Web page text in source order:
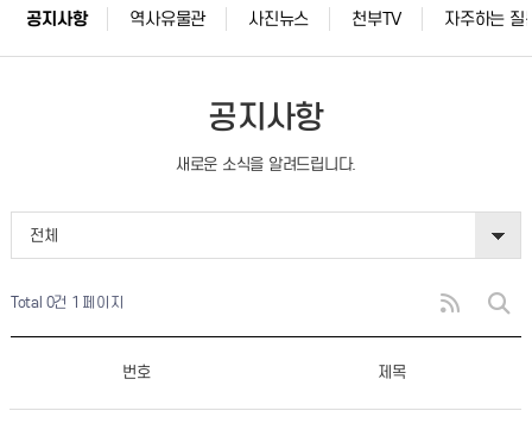
공지사항 역사유물관 사진뉴스 천부TV 자주하는 질
공지사항
새로운 소식을 알려드립니다.
전체
Total 0건 1 페이지
번호 제목